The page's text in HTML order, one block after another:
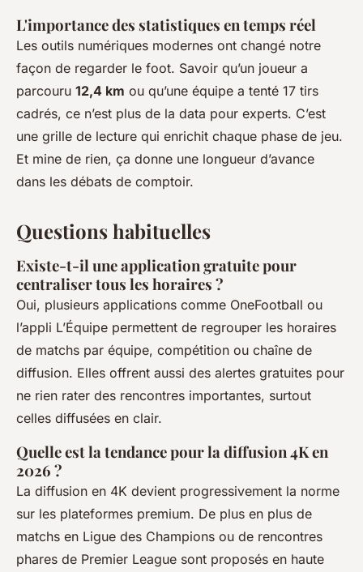
L'importance des statistiques en temps réel
Les outils numériques modernes ont changé notre
façon de regarder le foot. Savoir qu’un joueur a
parcouru 12,4 km ou qu’une équipe a tenté 17 tirs
cadrés, ce n’est plus de la data pour experts. C’est
une grille de lecture qui enrichit chaque phase de jeu.
Et mine de rien, ça donne une longueur d’avance
dans les débats de comptoir.
Questions habituelles
Existe-t-il une application gratuite pour
centraliser tous les horaires ?
Oui, plusieurs applications comme OneFootball ou
l’appli L’Équipe permettent de regrouper les horaires
de matchs par équipe, compétition ou chaîne de
diffusion. Elles offrent aussi des alertes gratuites pour
ne rien rater des rencontres importantes, surtout
celles diffusées en clair.
Quelle est la tendance pour la diffusion 4K en
2026 ?
La diffusion en 4K devient progressivement la norme
sur les plateformes premium. De plus en plus de
matchs en Ligue des Champions ou de rencontres
phares de Premier League sont proposés en haute